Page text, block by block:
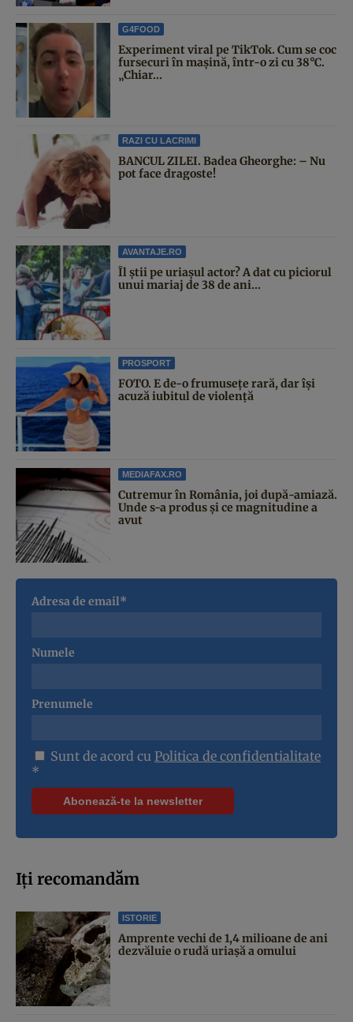
G4FOOD
Experiment viral pe TikTok. Cum se coc
fursecuri în mașină, într-o zi cu 38°C.
„Chiar...
RAZI CU LACRIMI
BANCUL ZILEI. Badea Gheorghe: – Nu
pot face dragoste!
AVANTAJE.RO
Îl știi pe uriașul actor? A dat cu piciorul
unui mariaj de 38 de ani...
PROSPORT
FOTO. E de-o frumusețe rară, dar își
acuză iubitul de violență
MEDIAFAX.RO
Cutremur în România, joi după-amiază.
Unde s-a produs și ce magnitudine a
avut
Adresa de email*
Numele
Prenumele
Sunt de acord cu Politica de confidentialitate
*
Iți recomandăm
ISTORIE
Amprente vechi de 1,4 milioane de ani
dezvăluie o rudă uriașă a omului